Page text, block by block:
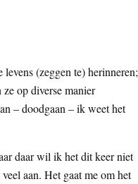
(zeggen te) herinneren;
op diverse manier
– doodgaan – ik weet het
daar wil ik het dit keer niet
aan. Het gaat me om het